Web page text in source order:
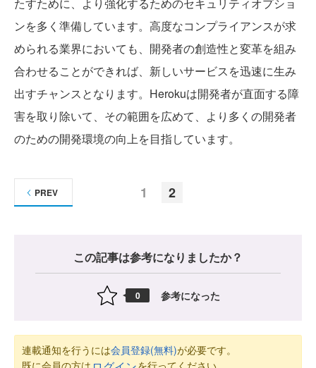
たすために、より強化するためのセキュリティオプショ
ンを多く準備しています。高度なコンプライアンスが求
められる業界においても、開発者の創造性と変革を組み
合わせることができれば、新しいサービスを迅速に生み
出すチャンスとなります。Herokuは開発者が直面する障
害を取り除いて、その範囲を広めて、より多くの開発者
のための開発環境の向上を目指しています。
1 2
PREV
この記事は参考になりましたか？
0 参考になった
連載通知を行うには会員登録(無料)が必要です。
既に会員の方は
を行ってください。